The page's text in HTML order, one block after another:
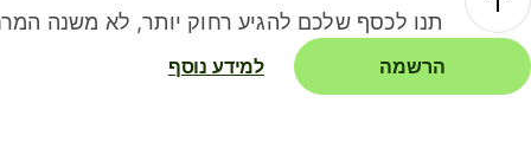
תנו לכסף שלכם להגיע רחוק יותר, לא משנה
הרשמה למידע נוסף